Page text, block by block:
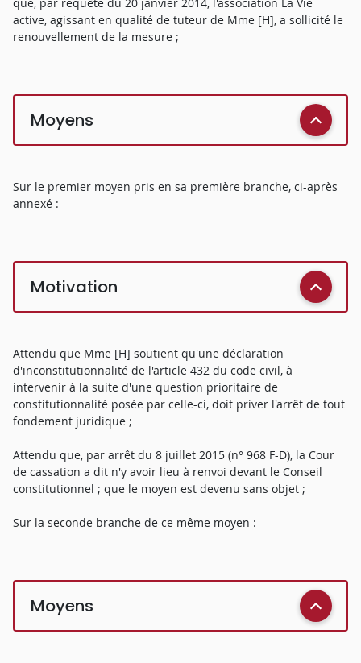
active, agissant en qualité de tuteur de Mme [H], a sollicité le
renouvellement de la mesure ;
Moyens
Sur le premier moyen pris en sa première branche, ci-après
annexé :
Motivation
Attendu que Mme [H] soutient qu'une déclaration
d'inconstitutionnalité de l'article 432 du code civil, à
intervenir à la suite d'une question prioritaire de
constitutionnalité posée par celle-ci, doit priver l'arrêt de tout
fondement juridique ;
Attendu que, par arrêt du 8 juillet 2015 (n° 968 F-D), la Cour
de cassation a dit n'y avoir lieu à renvoi devant le Conseil
constitutionnel ; que le moyen est devenu sans objet ;
Sur la seconde branche de ce même moyen :
Moyens